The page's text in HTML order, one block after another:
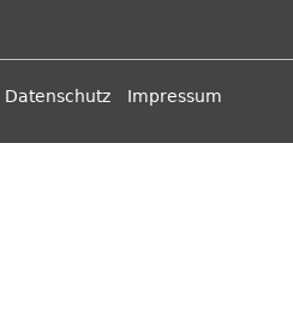
Datenschutz Impressum